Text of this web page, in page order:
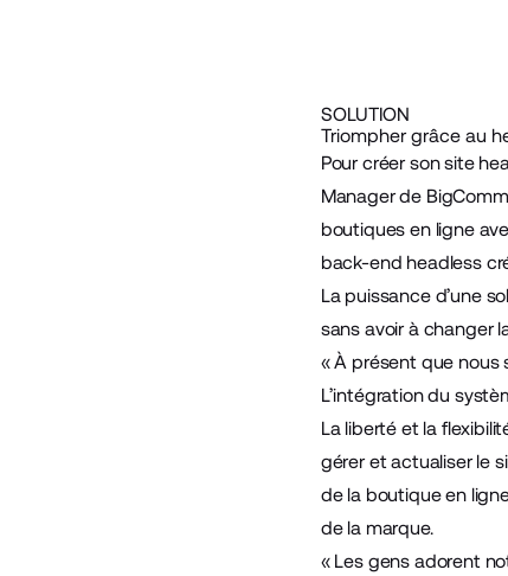
SOLUTION
Triompher grâce au
Pour créer son site
Manager de
boutiques en ligne
back-end headless
La puissance d’une
sans avoir à changer
« À présent que nous
L’intégration du
La liberté et la
gérer et actualiser le
de la boutique en
de la marque.
« Les gens adorent